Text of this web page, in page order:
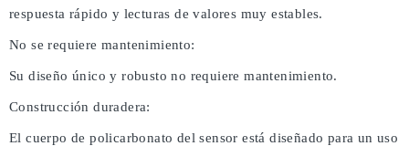
respuesta rápido y lecturas de valores muy estables.
No se requiere mantenimiento:
Su diseño único y robusto no requiere mantenimiento.
Construcción duradera:
El cuerpo de policarbonato del sensor está diseñado para un uso